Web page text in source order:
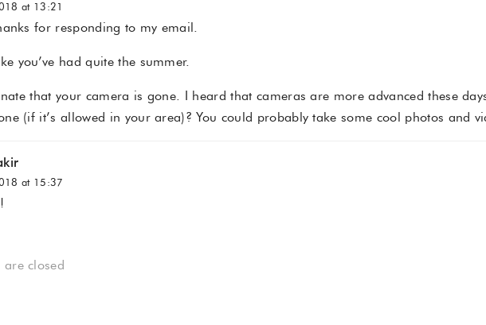
at 13:21
for responding to my email.
you’ve had quite the summer.
that your camera is gone. I heard that cameras are more advanced these
(if it’s allowed in your area)? You could probably take some cool photos and
at 15:37
are closed